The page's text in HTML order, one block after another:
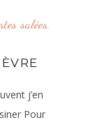
salées,
j’en
Pour